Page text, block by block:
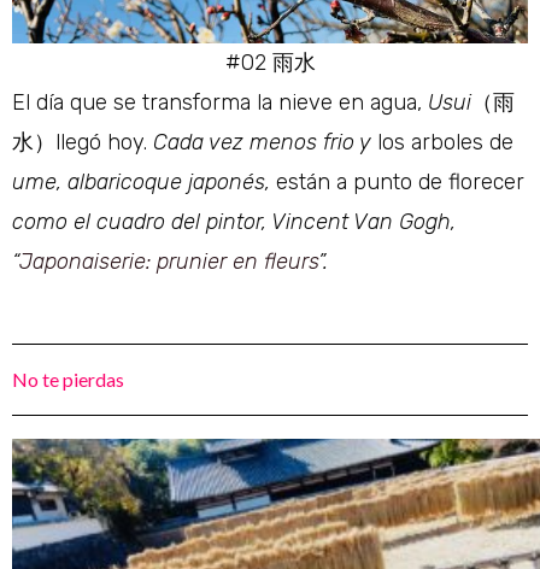
#02 雨水
El día que se transforma la nieve en agua, Usui（雨
水）llegó hoy. Cada vez menos frio y los arboles de
ume, albaricoque japonés, están a punto de florecer
como el cuadro del pintor, Vincent Van Gogh,
“Japonaiserie: prunier en fleurs”.
No te pierdas